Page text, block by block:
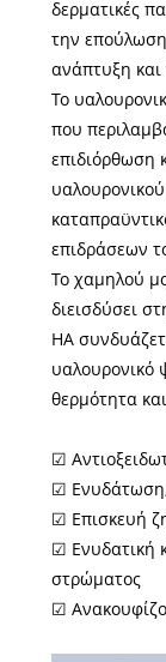
δερματικές
την
ανάπτυξη
Το
που
επιδιόρθωση
επιδράσεων
Το χαμηλού
διεισδύσει
ΗΑ
υαλουρονικό
θερμότητα
☑
☑ Ενυδάτωση,
☑ Επισκευή
☑ Ενυδατική
στρώματος
☑